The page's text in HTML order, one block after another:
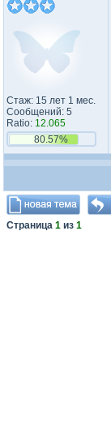
Стаж: 15 лет 1 мес.
Сообщений: 5
Ratio: 12.065
80.57%
Страница 1 из 1